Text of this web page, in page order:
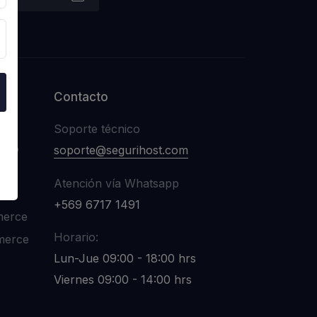
Contacto
Soporte técnico
soporte@segurihost.com
Atención vía Whatsapp
+569 6717 1491
Horario:
Lun-Jue 09:00 - 18:00 hrs
Viernes 09:00 - 14:00 hrs